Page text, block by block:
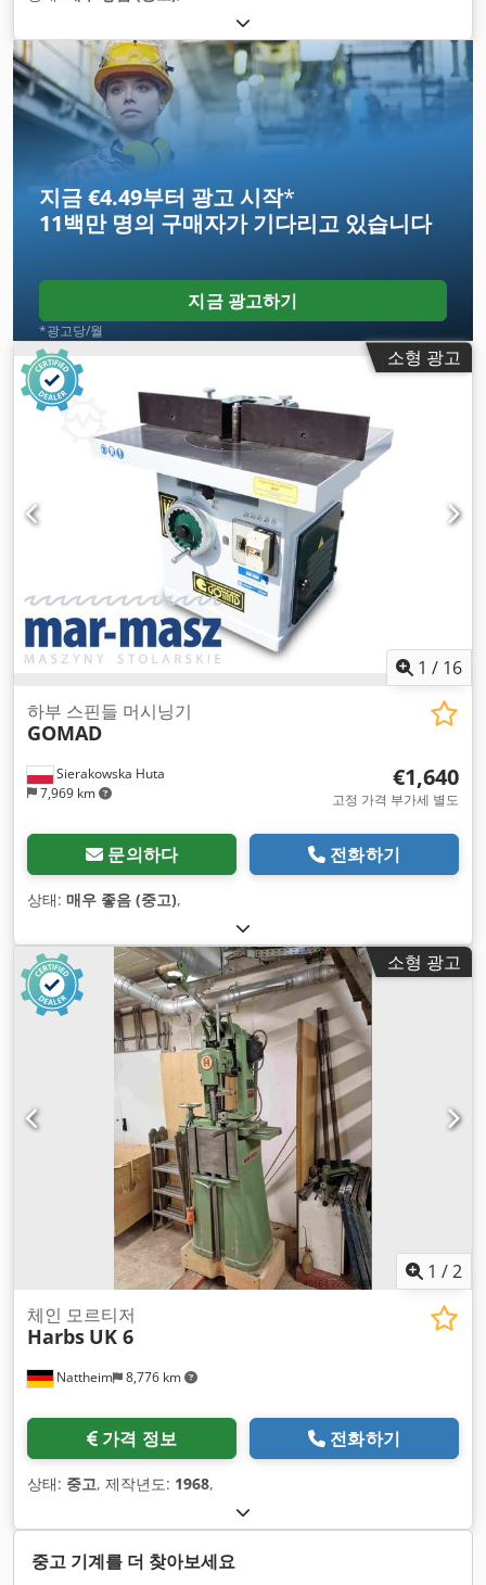
지금 €4.49부터 광고 시작*
11백만 명의 구매자가 기다리고 있습니다
지금 광고하기
*광고당/월
소형 광고
1 / 16
Sierakowska Huta
7,969 km
하부 스핀들 머시닝기
GOMAD
€1,640
고정 가격 부가세 별도
문의하다 전화하기
상태: 매우 좋음 (중고),
소형 광고
1 /2
Nattheim 8,776 km
체인 모르티저
Harbs UK 6
가격 정보 전화하기
상태: 중고, 제작년도: 1968,
중고 기계를 더 찾아보세요